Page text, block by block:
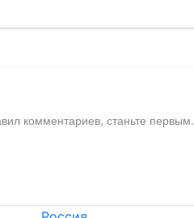
комментариев, станьте первым.